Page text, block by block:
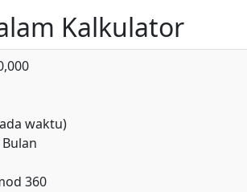
Kalkulator
waktu)
360